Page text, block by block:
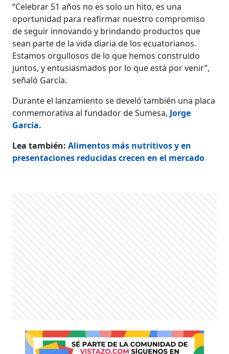
“Celebrar 51 años no es solo un hito, es una
oportunidad para reafirmar nuestro compromiso
de seguir innovando y brindando productos que
sean parte de la vida diaria de los ecuatorianos.
Estamos orgullosos de lo que hemos construido
juntos, y entusiasmados por lo que está por venir”,
señaló García.
Durante el lanzamiento se develó también una placa
conmemorativa al fundador de Sumesa, Jorge
García.
Lea también:Alimentos más nutritivos y en
presentaciones reducidas crecen en el mercado